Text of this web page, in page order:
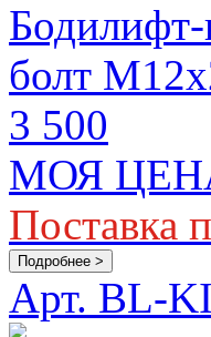
болт
3 500
МОЯ
Поставка
Подробнее >
Арт. BL-